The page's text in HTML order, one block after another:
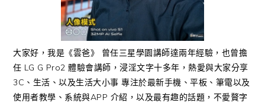
大家好，我是《雲爸》 曾任三星學園講師達兩年經驗，也曾擔
任 LG G Pro2 體驗會講師，浸淫文字十多年，熱愛與大家分享
3C、生活、以及生活大小事 專注於最新手機、平板、筆電以及
使用者教學、系統與APP 介紹，以及最有趣的話題，不愛贅字